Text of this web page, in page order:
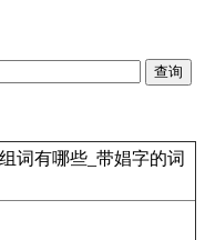
词有哪些_带娼字的词